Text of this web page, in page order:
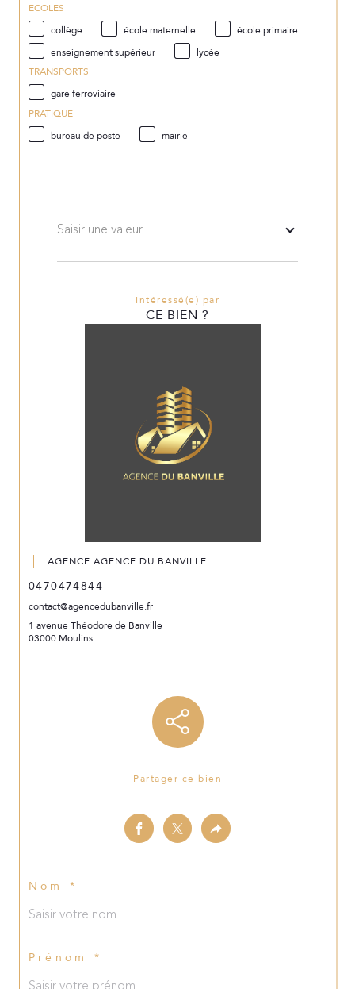
ECOLES
collège
école maternelle
école primaire
enseignement supérieur
lycée
TRANSPORTS
gare ferroviaire
PRATIQUE
bureau de poste
mairie
Saisir une valeur
Intéressé(e) par
CE BIEN ?
AGENCE AGENCE DU BANVILLE
0470474844
contact@agencedubanville.fr
1 avenue Théodore de Banville
03000 Moulins
Partager ce bien
Nom *
Prénom *